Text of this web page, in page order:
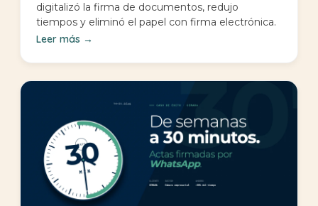
digitalizó la firma de documentos, redujo
tiempos y eliminó el papel con firma electrónica.
Leer más →